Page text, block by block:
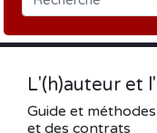
L'(h)auteur et
Guide et
et des contrats